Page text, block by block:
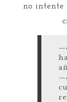
no intente